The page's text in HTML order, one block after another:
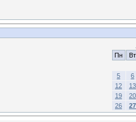
Пн
Вт
5
6
12
13
19
20
26
27